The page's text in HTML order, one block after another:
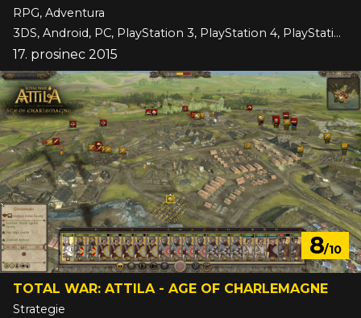
RPG, Adventura
3DS, Android, PC, PlayStation 3, PlayStation 4, PlayStation 5, Switch, Switch 2, VITA, Wii U, Xbox 360, Xbox One, Xbox Series, iOS
17. prosinec 2015
8/10
TOTAL WAR: ATTILA - AGE OF CHARLEMAGNE
Strategie